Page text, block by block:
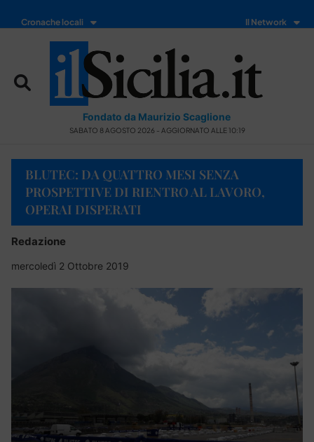
Cronache locali Il Network
Fondato da Maurizio Scaglione
SABATO 8 AGOSTO 2026 - AGGIORNATO ALLE 10:19
BLUTEC: DA QUATTRO MESI SENZA
PROSPETTIVE DI RIENTRO AL LAVORO,
OPERAI DISPERATI
Redazione
mercoledì 2 Ottobre 2019